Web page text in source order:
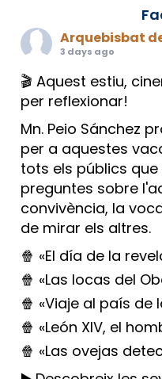
Arquebisbat
3 days ago
🎬 Aquest estiu,
per reflexionar!
Mn. Peio Sánchez
per a aquestes
tots els públics
preguntes sobre
convivència, la
de mirar els altres.
🍿 «El día de la
🍿 «Las locas del
🍿 «Viaje al país de
🍿 «León XIV, el
🍿 «Las ovejas